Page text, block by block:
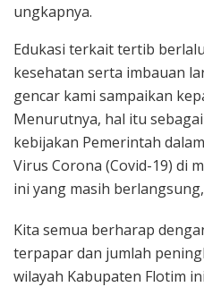
ungkapnya.
Edukasi terkait tertib
kesehatan serta imbauan
gencar kami sampaikan
Menurutnya, hal itu
kebijakan Pemerintah
Virus Corona (Covid-19) di
ini yang masih
Kita semua berharap
terpapar dan jumlah
wilayah Kabupaten Flotim